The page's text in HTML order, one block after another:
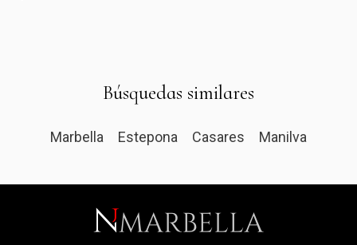
Búsquedas similares
Marbella Estepona Casares Manilva